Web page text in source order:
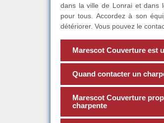
dans la ville de Lonrai et dans
pour tous. Accordez à son
détériorer. Vous pouvez le
Marescot Couverture est
Quand contacter un
Marescot Couverture
charpente